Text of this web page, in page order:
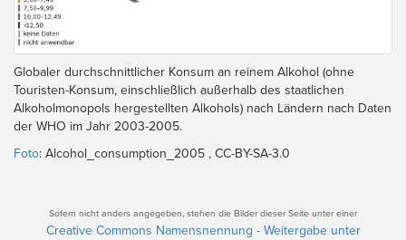
Globaler durchschnittlicher Konsum an reinem Alkohol (ohne
Touristen-Konsum, einschließlich außerhalb des staatlichen
Alkoholmonopols hergestellten Alkohols) nach Ländern nach Daten
der WHO im Jahr 2003-2005.
Foto: Alcohol_consumption_2005 , CC-BY-SA-3.0
Sofern nicht anders angegeben, stehen die Bilder dieser Seite unter einer
Creative Commons Namensnennung - Weitergabe unter